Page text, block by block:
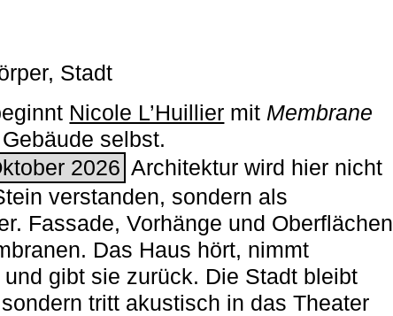
Stadt
Nicole L’Huillier mit ­ Membrane
selbst.
2026 Architektur wird hier nicht
verstanden, sondern als
Fassade, Vorhänge und Oberflächen
Das Haus hört, nimmt
gibt sie zurück. Die Stadt bleibt
tritt akustisch in das Theater